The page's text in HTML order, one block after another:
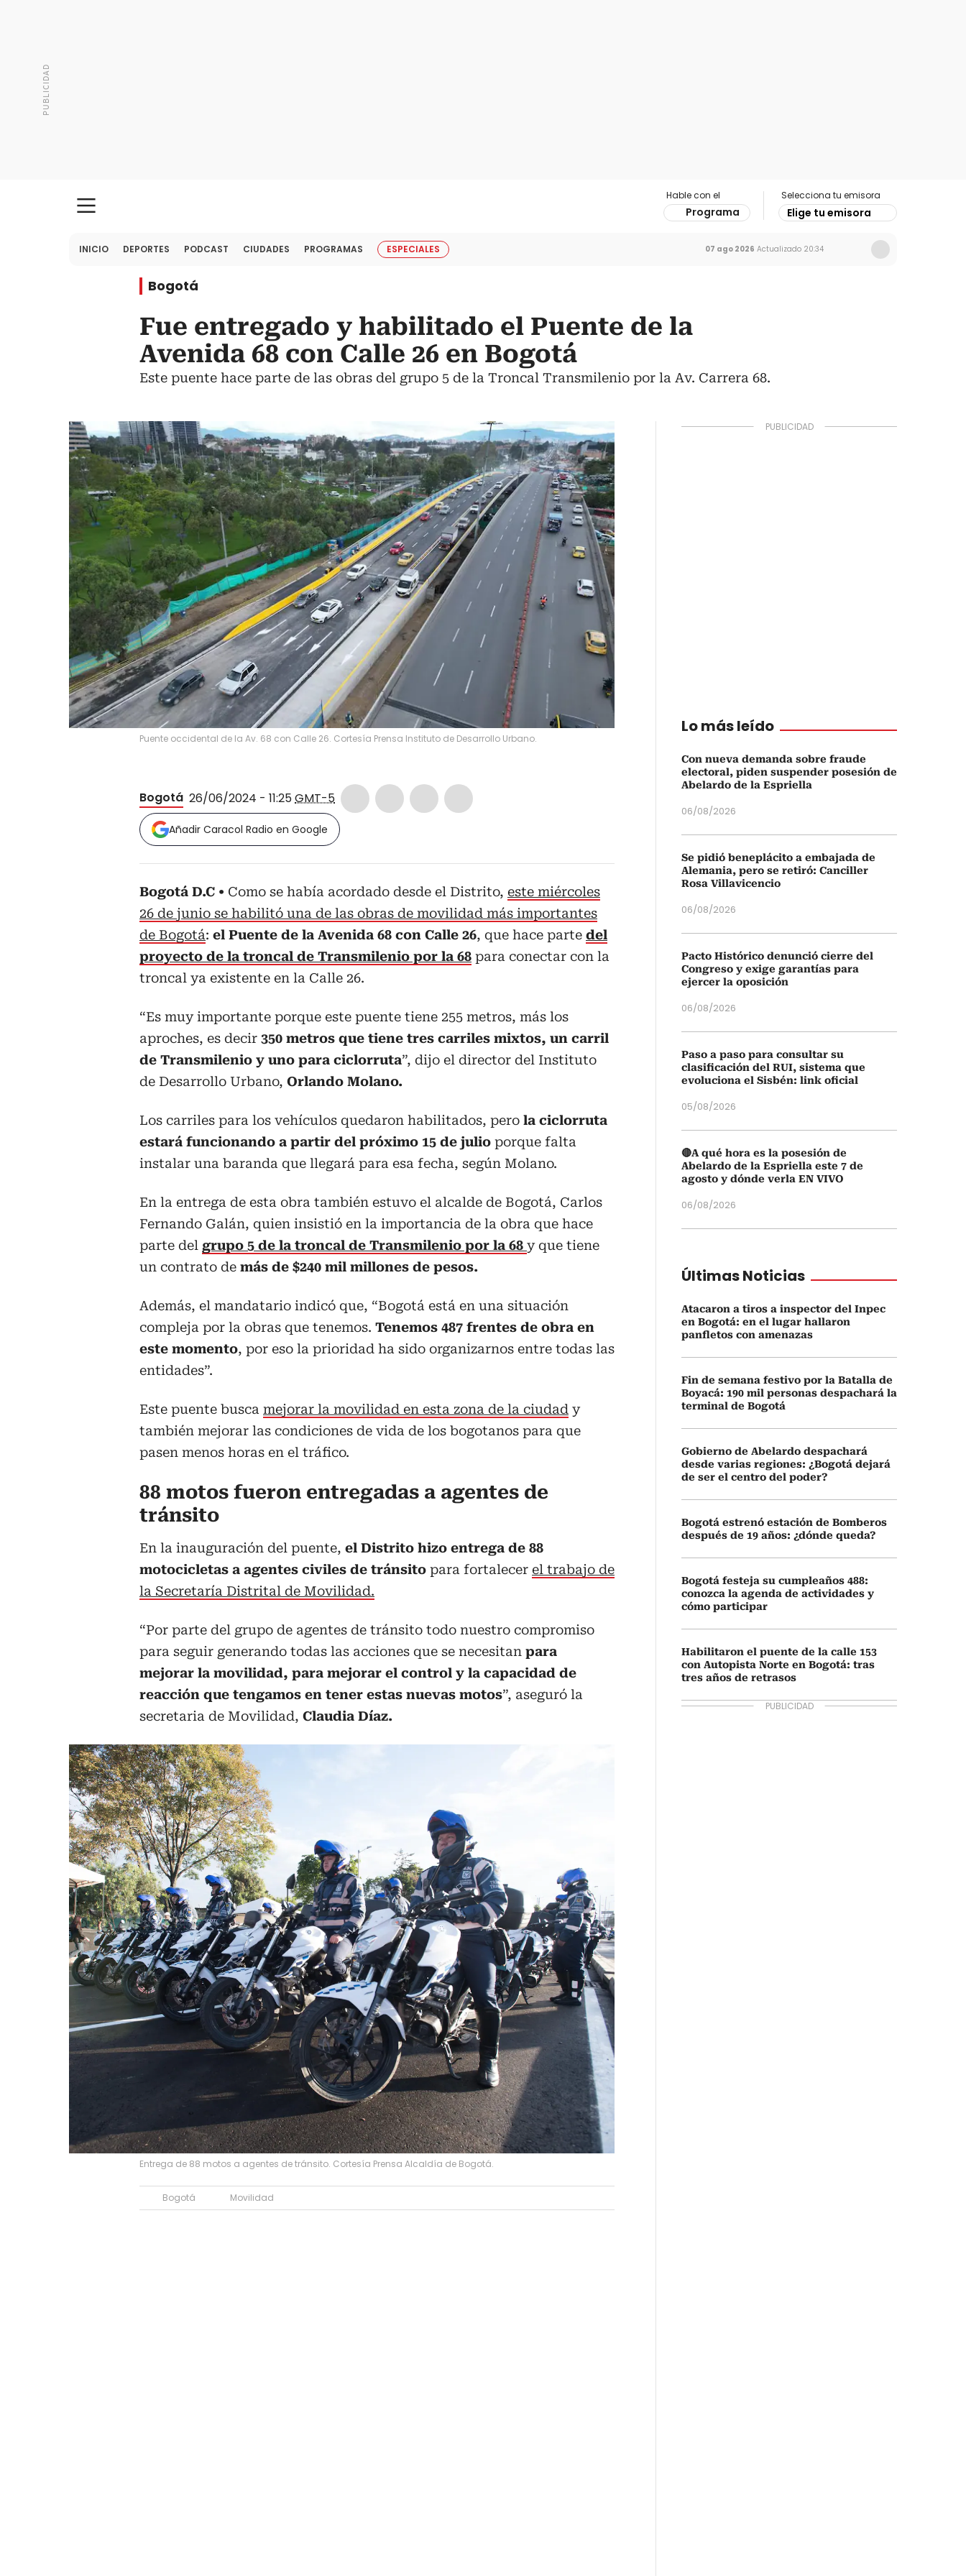
Hable con el
Programa
Selecciona tu emisora
Elige tu emisora
INICIO DEPORTES PODCAST CIUDADES PROGRAMAS ESPECIALES 07 ago 2026 Actualizado 20:34
Bogotá
Fue entregado y habilitado el Puente de la
Avenida 68 con Calle 26 en Bogotá
Este puente hace parte de las obras del grupo 5 de la Troncal Transmilenio por la Av. Carrera 68.
Puente occidental de la Av. 68 con Calle 26. Cortesía Prensa Instituto de Desarrollo Urbano.
Bogotá 26/06/2024 - 11:25GMT-5
Añadir Caracol Radio en Google
Bogotá D.C Como se había acordado desde el Distrito, este miércoles
26 de junio se habilitó una de las obras de movilidad más importantes
de Bogotá: el Puente de la Avenida 68 con Calle 26, que hace parte del
proyecto de la troncal de Transmilenio por la 68 para conectar con la
troncal ya existente en la Calle 26.
“Es muy importante porque este puente tiene 255 metros, más los
aproches, es decir 350 metros que tiene tres carriles mixtos, un carril
de Transmilenio y uno para ciclorruta”, dijo el director del Instituto
de Desarrollo Urbano, Orlando Molano.
Los carriles para los vehículos quedaron habilitados, pero la ciclorruta
estará funcionando a partir del próximo 15 de julio porque falta
instalar una baranda que llegará para esa fecha, según Molano.
En la entrega de esta obra también estuvo el alcalde de Bogotá, Carlos
Fernando Galán, quien insistió en la importancia de la obra que hace
parte del grupo 5 de la troncal de Transmilenio por la 68 y que tiene
un contrato de más de $240 mil millones de pesos.
Además, el mandatario indicó que, “Bogotá está en una situación
compleja por la obras que tenemos. Tenemos 487 frentes de obra en
este momento, por eso la prioridad ha sido organizarnos entre todas las
entidades”.
Este puente busca mejorar la movilidad en esta zona de la ciudad y
también mejorar las condiciones de vida de los bogotanos para que
pasen menos horas en el tráfico.
88 motos fueron entregadas a agentes de
tránsito
En la inauguración del puente, el Distrito hizo entrega de 88
motocicletas a agentes civiles de tránsito para fortalecer el trabajo de
la Secretaría Distrital de Movilidad.
“Por parte del grupo de agentes de tránsito todo nuestro compromiso
para seguir generando todas las acciones que se necesitan para
mejorar la movilidad, para mejorar el control y la capacidad de
reacción que tengamos en tener estas nuevas motos”, aseguró la
secretaria de Movilidad, Claudia Díaz.
Entrega de 88 motos a agentes de tránsito. Cortesía Prensa Alcaldía de Bogotá.
Bogotá Movilidad
Lo más leído
Con nueva demanda sobre fraude
electoral, piden suspender posesión de
Abelardo de la Espriella
06/08/2026
Se pidió beneplácito a embajada de
Alemania, pero se retiró: Canciller
Rosa Villavicencio
06/08/2026
Pacto Histórico denunció cierre del
Congreso y exige garantías para
ejercer la oposición
06/08/2026
Paso a paso para consultar su
clasificación del RUI, sistema que
evoluciona el Sisbén: link oficial
05/08/2026
🔴A qué hora es la posesión de
Abelardo de la Espriella este 7 de
agosto y dónde verla EN VIVO
06/08/2026
Últimas Noticias
Atacaron a tiros a inspector del Inpec
en Bogotá: en el lugar hallaron
panfletos con amenazas
Fin de semana festivo por la Batalla de
Boyacá: 190 mil personas despachará la
terminal de Bogotá
Gobierno de Abelardo despachará
desde varias regiones: ¿Bogotá dejará
de ser el centro del poder?
Bogotá estrenó estación de Bomberos
después de 19 años: ¿dónde queda?
Bogotá festeja su cumpleaños 488:
conozca la agenda de actividades y
cómo participar
Habilitaron el puente de la calle 153
con Autopista Norte en Bogotá: tras
tres años de retrasos